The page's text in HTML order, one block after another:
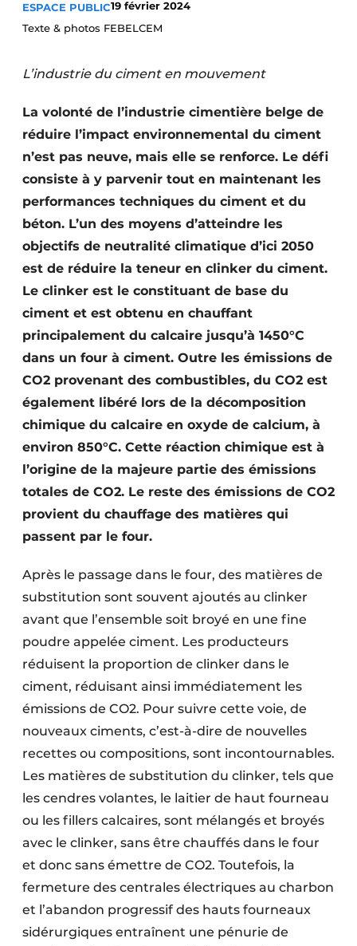
Construction bois
Contrôle d’accès
Éclairage
Fondations
Façades
Infrastructures souterraines et égouttage
Protection solaire
Rénovation
Sécurité incendie
Software
Techniques ferroviaires
ESPACE PUBLIC19 février 2024
Texte & photos FEBELCEM
L’industrie du ciment en mouvement
La volonté de l’industrie cimentière belge de
réduire l’impact environnemental du ciment
n’est pas neuve, mais elle se renforce. Le défi
consiste à y parvenir tout en maintenant les
performances techniques du ciment et du
béton. L’un des moyens d’atteindre les
objectifs de neutralité climatique d’ici 2050
est de réduire la teneur en clinker du ciment.
Le clinker est le constituant de base du
ciment et est obtenu en chauffant
principalement du calcaire jusqu’à 1450°C
dans un four à ciment. Outre les émissions de
CO2 provenant des combustibles, du CO2 est
également libéré lors de la décomposition
chimique du calcaire en oxyde de calcium, à
environ 850°C. Cette réaction chimique est à
l’origine de la majeure partie des émissions
totales de CO2. Le reste des émissions de CO2
provient du chauffage des matières qui
passent par le four.
Après le passage dans le four, des matières de
substitution sont souvent ajoutés au clinker
avant que l’ensemble soit broyé en une fine
poudre appelée ciment. Les producteurs
réduisent la proportion de clinker dans le
ciment, réduisant ainsi immédiatement les
émissions de CO2. Pour suivre cette voie, de
nouveaux ciments, c’est-à-dire de nouvelles
recettes ou compositions, sont incontournables.
Les matières de substitution du clinker, tels que
les cendres volantes, le laitier de haut fourneau
ou les fillers calcaires, sont mélangés et broyés
avec le clinker, sans être chauffés dans le four
et donc sans émettre de CO2. Toutefois, la
fermeture des centrales électriques au charbon
et l’abandon progressif des hauts fourneaux
sidérurgiques entraînent une pénurie de